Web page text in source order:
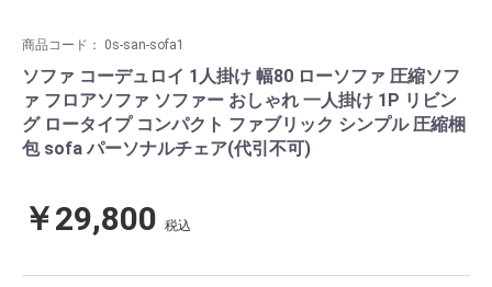
商品コード： 0s-san-sofa1
ソファ コーデュロイ 1人掛け 幅80 ローソファ 圧縮ソフ
ァ フロアソファ ソファー おしゃれ 一人掛け 1P リビン
グ ロータイプ コンパクト ファブリック シンプル 圧縮梱
包 sofa パーソナルチェア(代引不可)
￥29,800 税込